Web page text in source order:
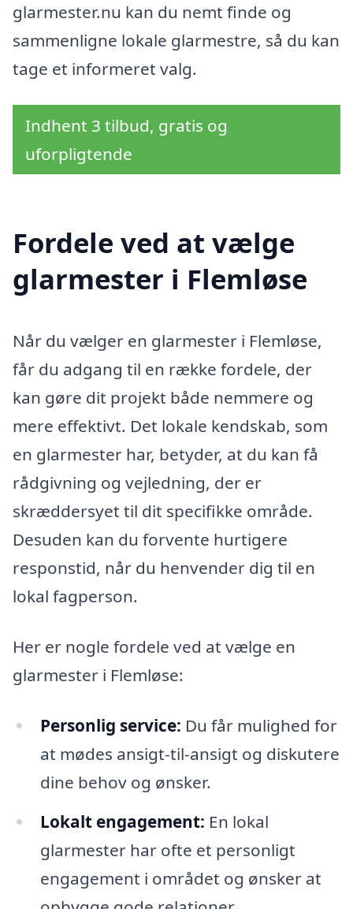
glarmester.nu kan du nemt finde og
sammenligne lokale glarmestre, så du kan
tage et informeret valg.
Indhent 3 tilbud, gratis og
uforpligtende
Fordele ved at vælge
glarmester i Flemløse
Når du vælger en glarmester i Flemløse,
får du adgang til en række fordele, der
kan gøre dit projekt både nemmere og
mere effektivt. Det lokale kendskab, som
en glarmester har, betyder, at du kan få
rådgivning og vejledning, der er
skræddersyet til dit specifikke område.
Desuden kan du forvente hurtigere
responstid, når du henvender dig til en
lokal fagperson.
Her er nogle fordele ved at vælge en
glarmester i Flemløse:
Personlig service: Du får mulighed for
at mødes ansigt-til-ansigt og diskutere
dine behov og ønsker.
Lokalt engagement: En lokal
glarmester har ofte et personligt
engagement i området og ønsker at